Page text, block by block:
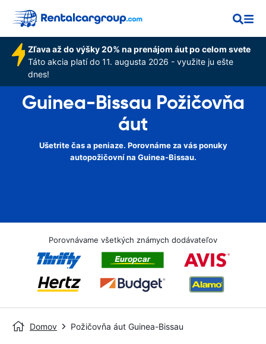
Zľava až do výšky 20% na prenájom áut po celom svete
Táto akcia platí do 11. augusta 2026 - využite ju ešte
dnes!
Guinea-Bissau Požičovňa
áut
Ušetrite čas a peniaze. Porovnáme za vás ponuky
autopožičovní na Guinea-Bissau.
Porovnávame všetkých známych dodávateľov
Domov Požičovňa áut Guinea-Bissau